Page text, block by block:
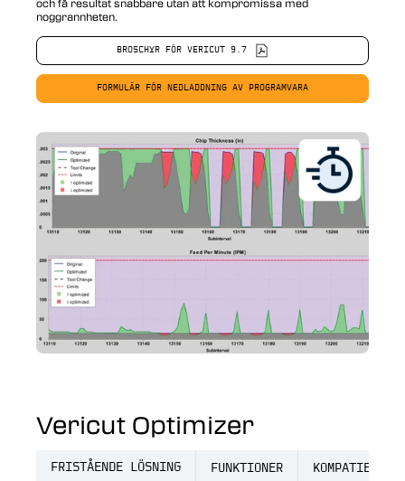
noggrannheten.
BROSCHYR FÖR VERICUT 9.7
FORMULÄR FÖR NEDLADDNING AV PROGRAMVARA
Vericut Optimizer
FRISTÅENDE LÖSNING FUNKTIONER